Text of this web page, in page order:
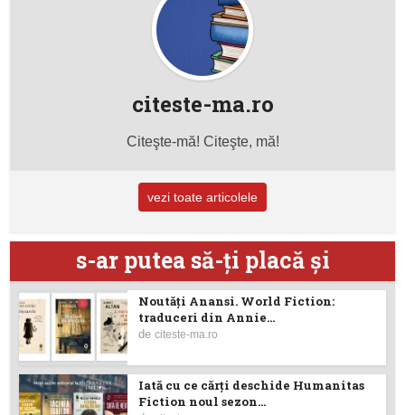
citeste-ma.ro
Citeşte-mă! Citeşte, mă!
vezi toate articolele
s-ar putea să-ţi placă şi
Noutăţi Anansi. World Fiction:
traduceri din Annie...
deciteste-ma.ro
Iată cu ce cărţi deschide Humanitas
Fiction noul sezon...